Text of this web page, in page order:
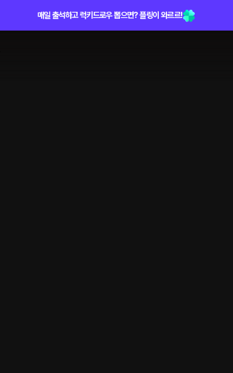
매일 출석하고 럭키드로우 뽑으면? 플링이 와르르!